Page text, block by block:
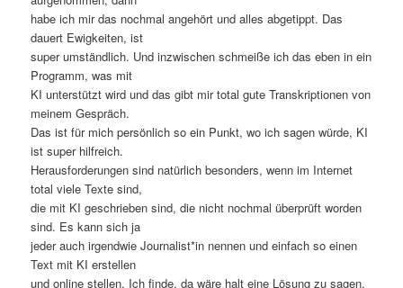
habe ich mir das nochmal angehört und alles abgetippt. Das
dauert Ewigkeiten, ist
super umständlich. Und inzwischen schmeiße ich das eben in ein
Programm, was mit
KI unterstützt wird und das gibt mir total gute Transkriptionen von
meinem Gespräch.
Das ist für mich persönlich so ein Punkt, wo ich sagen würde, KI
ist super hilfreich.
Herausforderungen sind natürlich besonders, wenn im Internet
total viele Texte sind,
die mit KI geschrieben sind, die nicht nochmal überprüft worden
sind. Es kann sich ja
jeder auch irgendwie Journalist*in nennen und einfach so einen
Text mit KI erstellen
und online stellen. Ich finde, da wäre halt eine Lösung zu sagen,